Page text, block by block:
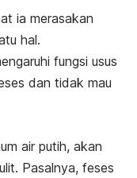
ia merasakan
hal.
fungsi usus
dan tidak mau
air putih, akan
Pasalnya, feses